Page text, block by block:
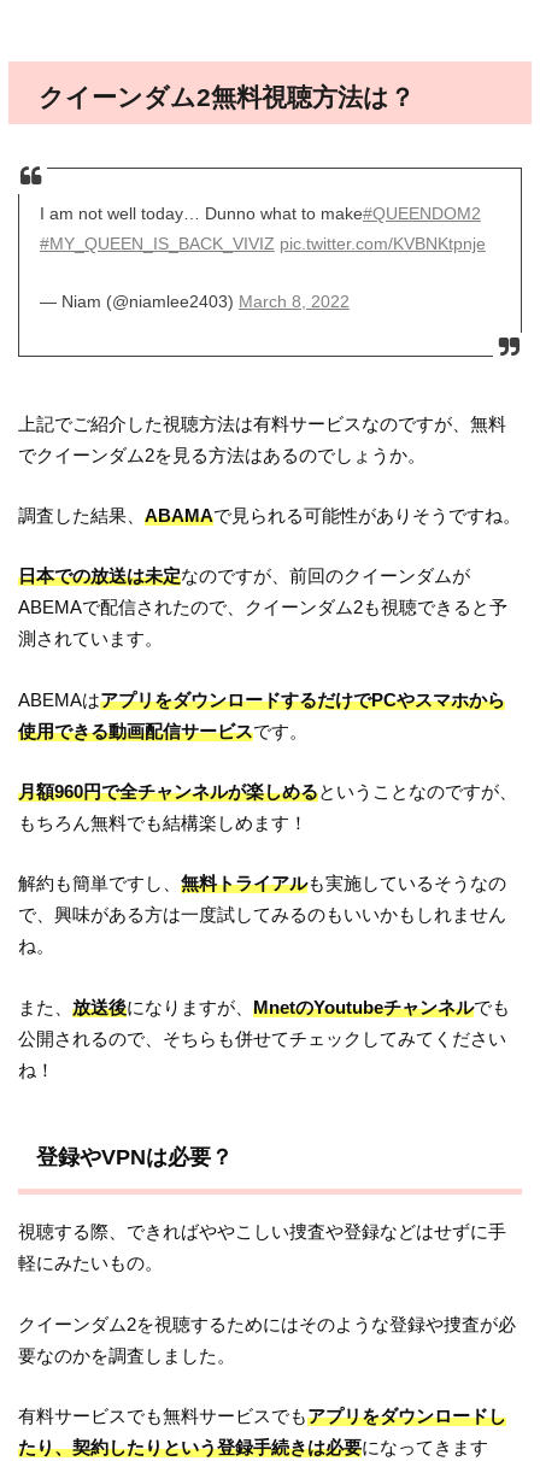
クイーンダム2無料視聴方法は？
I am not well today… Dunno what to make#QUEENDOM2
#MY_QUEEN_IS_BACK_VIVIZ pic.twitter.com/KVBNKtpnje
— Niam (@niamlee2403) March 8, 2022
上記でご紹介した視聴方法は有料サービスなのですが、無料
でクイーンダム2を見る方法はあるのでしょうか。
調査した結果、ABAMAで見られる可能性がありそうですね。
日本での放送は未定なのですが、前回のクイーンダムが
ABEMAで配信されたので、クイーンダム2も視聴できると予
測されています。
ABEMAはアプリをダウンロードするだけでPCやスマホから
使用できる動画配信サービスです。
月額960円で全チャンネルが楽しめるということなのですが、
もちろん無料でも結構楽しめます！
解約も簡単ですし、無料トライアルも実施しているそうなの
で、興味がある方は一度試してみるのもいいかもしれません
ね。
また、放送後になりますが、MnetのYoutubeチャンネルでも
公開されるので、そちらも併せてチェックしてみてください
ね！
登録やVPNは必要？
視聴する際、できればややこしい捜査や登録などはせずに手
軽にみたいもの。
クイーンダム2を視聴するためにはそのような登録や捜査が必
要なのかを調査しました。
有料サービスでも無料サービスでもアプリをダウンロードし
たり、契約したりという登録手続きは必要になってきます